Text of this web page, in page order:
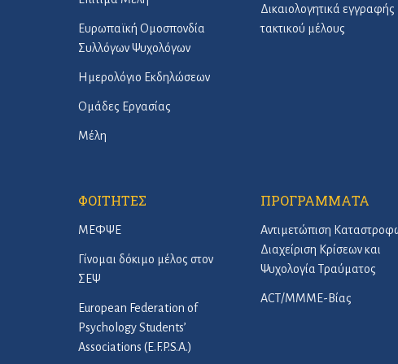
Ευρωπαϊκή Ομοσπονδία
Συλλόγων Ψυχολόγων
Ημερολόγιο Εκδηλώσεων
Ομάδες Εργασίας
Μέλη
Δικαιολογητικά εγγραφής
τακτικού μέλους
ΦΟΙΤΗΤΕΣ
ΜΕΦΨΕ
Γίνομαι δόκιμο μέλος στον
ΣΕΨ
European Federation of
Psychology Students’
Associations (E.F.P.S.A.)
ΠΡΟΓΡΑΜΜΑΤΑ
Αντιμετώπιση
Διαχείριση Κρίσεων και
Ψυχολογία Τραύματος
ACT/ΜΜΜΕ-Βίας